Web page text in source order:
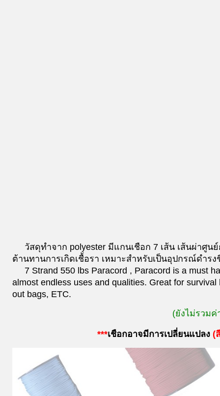
วัสดุทำจาก polyester มีแกนเชือก 7 เส้น เส้นผ่าศูน
ต้านทานการเกิดเชื้อรา เหมาะสำหรับเป็นอุปกรณ์ดำร
7 Strand 550 lbs Paracord , Paracord is a must
almost endless uses and qualities. Great for
out bags, ETC.
(ยังไม่รวมค่
***เชือกอาจมีการเปลี่ยนแปลง (